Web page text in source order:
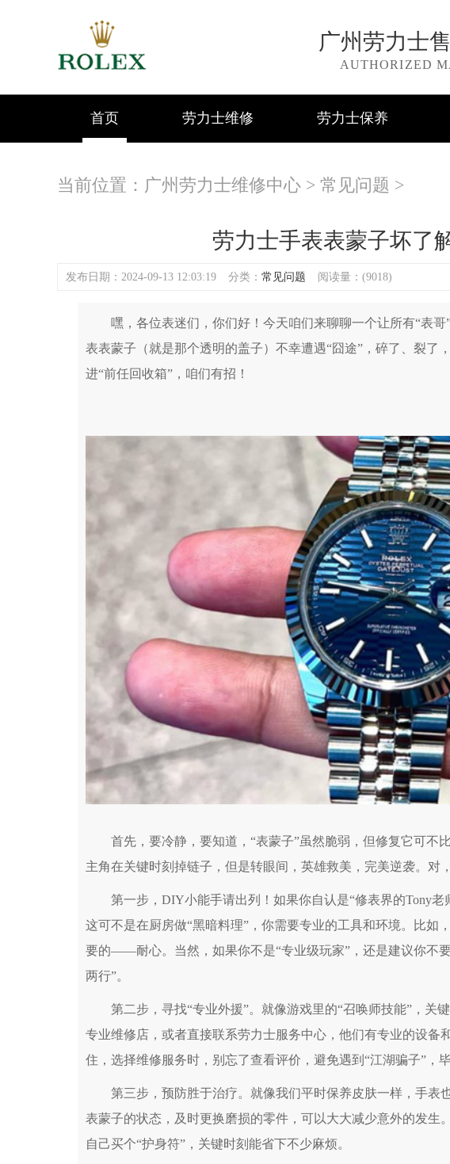
广州劳力士
AUTHORIZED
首页 劳力士维修 劳力士保养
当前位置： 广州劳力士维修中心 > 常见问题 >
劳力士手表表蒙子坏了
发布日期：2024-09-13 12:03:19 分类： 常见问题 阅读量：(9018)
嘿，各位表迷们，你们好！今天咱们来聊聊一个让所有“表
表表蒙子（就是那个透明的盖子）不幸遭遇“囧途”，碎了、裂了
进“前任回收箱”，咱们有招！
首先，要冷静，要知道，“表蒙子”虽然脆弱，但修复它可不比
主角在关键时刻掉链子，但是转眼间，英雄救美，完美逆袭。对
第一步，DIY小能手请出列！如果你自认是“修表界的Tony老
这可不是在厨房做“黑暗料理”，你需要专业的工具和环境。比如
要的——耐心。当然，如果你不是“专业级玩家”，还是建议你不
两行”。
第二步，寻找“专业外援”。就像游戏里的“召唤师技能”，关
专业维修店，或者直接联系劳力士服务中心，他们有专业的设备
住，选择维修服务时，别忘了查看评价，避免遇到“江湖骗子”，
第三步，预防胜于治疗。就像我们平时保养皮肤一样，手表也
表蒙子的状态，及时更换磨损的零件，可以大大减少意外的发生
自己买个“护身符”，关键时刻能省下不少麻烦。